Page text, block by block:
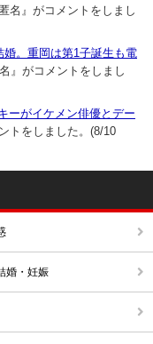
名』がコメントをしまし
。重岡は第1子誕生も電
』がコメントをしまし
ーがイケメン俳優とデー
トをしました。(8/10
婚・妊娠